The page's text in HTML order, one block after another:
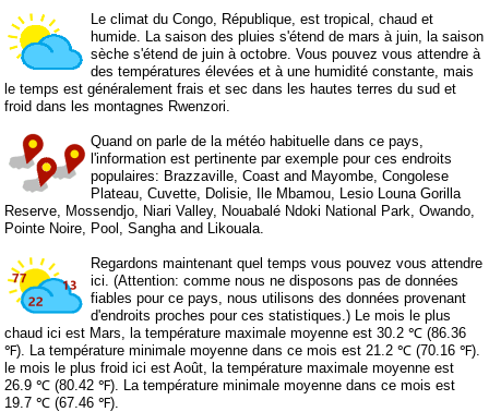
Le climat du Congo, République, est tropical, chaud et
humide. La saison des pluies s'étend de mars à juin, la saison
sèche s'étend de juin à octobre. Vous pouvez vous attendre à
des températures élevées et à une humidité constante, mais
le temps est généralement frais et sec dans les hautes terres du sud et
froid dans les montagnes Rwenzori.
Quand on parle de la météo habituelle dans ce pays,
l'information est pertinente par exemple pour ces endroits
populaires: Brazzaville, Coast and Mayombe, Congolese
Plateau, Cuvette, Dolisie, Ile Mbamou, Lesio Louna Gorilla
Reserve, Mossendjo, Niari Valley, Nouabalé Ndoki National Park, Owando,
Pointe Noire, Pool, Sangha and Likouala.
Regardons maintenant quel temps vous pouvez vous attendre
ici. (Attention: comme nous ne disposons pas de données
fiables pour ce pays, nous utilisons des données provenant
d'endroits proches pour ces statistiques.) Le mois le plus
chaud ici est Mars, la température maximale moyenne est 30.2 ℃ (86.36
℉). La température minimale moyenne dans ce mois est 21.2 ℃ (70.16 ℉).
le mois le plus froid ici est Août, la température maximale moyenne est
26.9 ℃ (80.42 ℉). La température minimale moyenne dans ce mois est
19.7 ℃ (67.46 ℉).